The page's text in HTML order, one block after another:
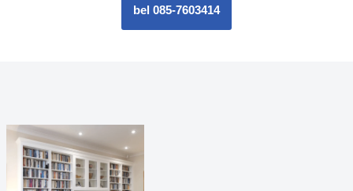
bel 085-7603414